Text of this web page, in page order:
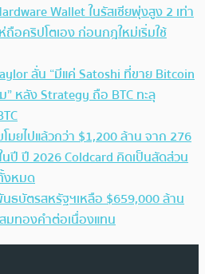
Wallet ในรัสเซียพุ่งสูง 2 เท่า
อคริปโตเอง ก่อนกฎใหม่เริ่มใช้
ลั่น “มีแค่ Satoshi ที่ขาย Bitcoin
หลัง Strategy ถือ BTC ทะลุ
มยไปแล้วกว่า $1,200 ล้าน จาก 276
ปี ปี 2026 Coldcard คิดเป็นสัดส่วน
งหมด
ธบัตรสหรัฐฯเหลือ $659,000 ล้าน
มทองคำต่อเนื่องแทน